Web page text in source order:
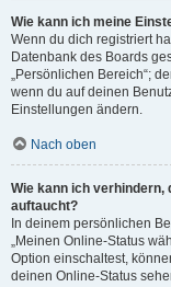
Wie kann ich meine
Wenn du dich registriert
Datenbank des Boards
„Persönlichen Bereich“;
wenn du auf deinen
Einstellungen ändern.
Nach oben
Wie kann ich verhindern,
auftaucht?
In deinem persönlichen
„Meinen Online-Status
Option einschaltest,
deinen Online-Status